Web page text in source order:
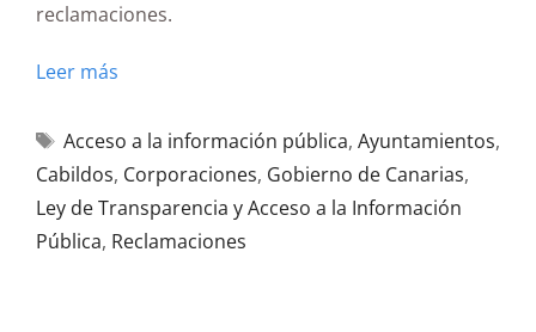
reclamaciones.
Leer más
Acceso a la información pública, Ayuntamientos,
Cabildos, Corporaciones, Gobierno de Canarias,
Ley de Transparencia y Acceso a la Información
Pública, Reclamaciones